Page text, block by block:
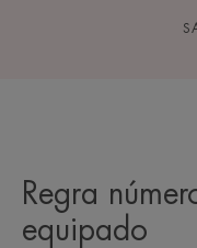
Regra
equipado